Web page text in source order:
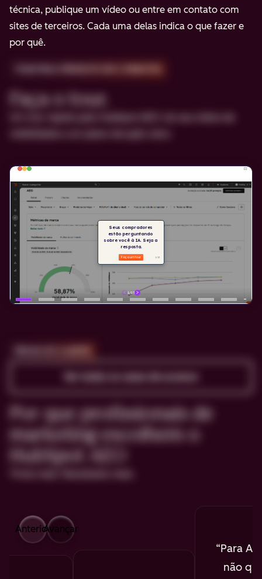
técnica, publique um vídeo ou entre em contato com
sites de terceiros. Cada uma delas indica o que fazer e
por quê.
Faça o tour.
Por que profissionais de
marketing escolhem o
HubSpot AEO
AnteriorAvançar
Para
não